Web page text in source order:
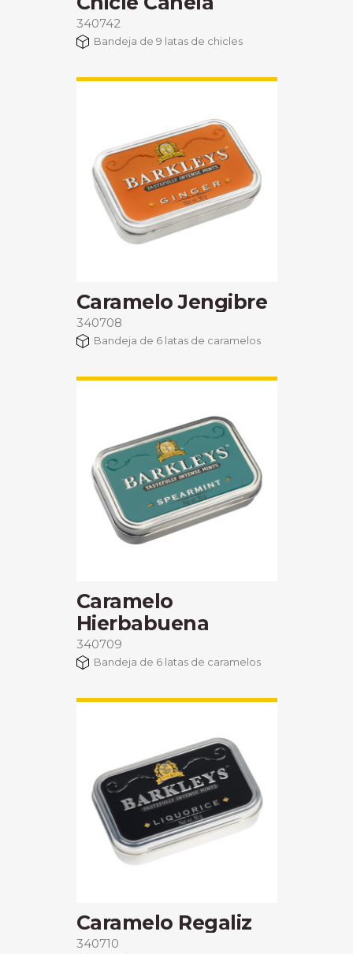
340742
Bandeja de 9 latas de chicles
Caramelo Jengibre
340708
Bandeja de 6 latas de caramelos
Caramelo
Hierbabuena
340709
Bandeja de 6 latas de caramelos
Caramelo Regaliz
340710